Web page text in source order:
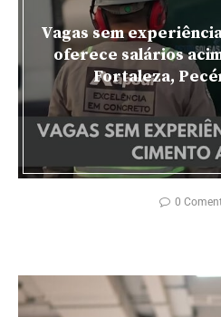
Vagas sem
oferece salários
Fortaleza,
0